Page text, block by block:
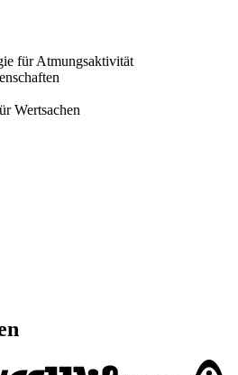
für Atmungsaktivität
Wertsachen